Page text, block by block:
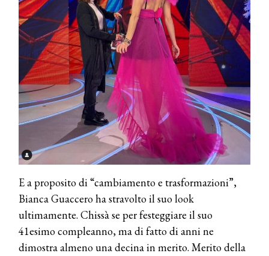
E a proposito di “cambiamento e trasformazioni”,
Bianca Guaccero ha stravolto il suo look
ultimamente. Chissà se per festeggiare il suo
41esimo compleanno, ma di fatto di anni ne
dimostra almeno una decina in merito. Merito della